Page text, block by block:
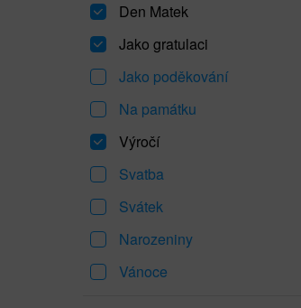
Den Matek
Jako gratulaci
Jako poděkování
Na památku
Výročí
Svatba
Svátek
Narozeniny
Vánoce